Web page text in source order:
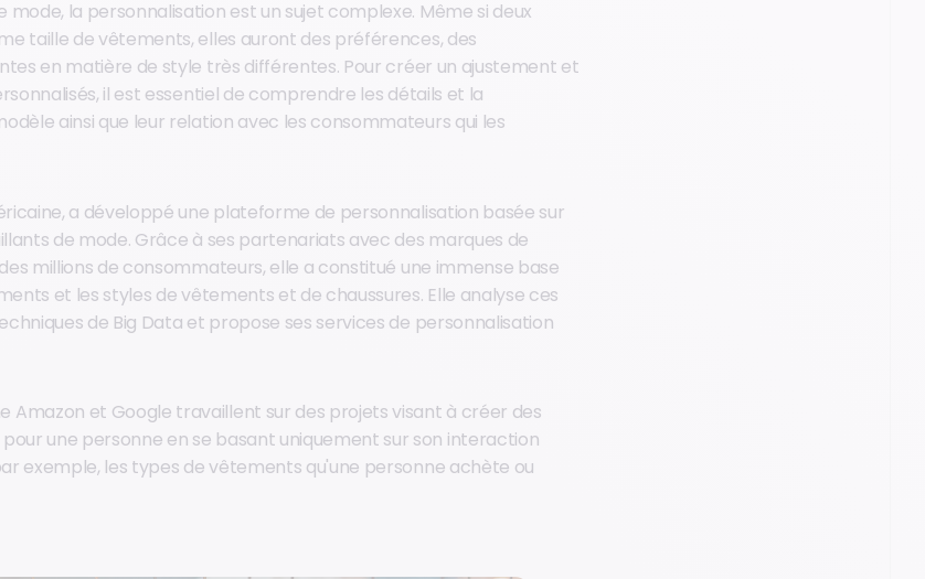
la personnalisation est un sujet complexe. Même si deux
taille de vêtements, elles auront des préférences, des
en matière de style très différentes. Pour créer un ajustement et
il est essentiel de comprendre les détails et la
ainsi que leur relation avec les consommateurs qui les
a développé une plateforme de personnalisation basée sur
de mode. Grâce à ses partenariats avec des marques de
millions de consommateurs, elle a constitué une immense base
et les styles de vêtements et de chaussures. Elle analyse ces
de Big Data et propose ses services de personnalisation
Amazon et Google travaillent sur des projets visant à créer des
une personne en se basant uniquement sur son interaction
exemple, les types de vêtements qu'une personne achète ou